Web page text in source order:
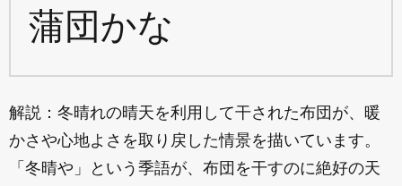
蒲団かな
解説：冬晴れの晴天を利用して干された布団が、暖
かさや心地よさを取り戻した情景を描いています。
「冬晴や」という季語が、布団を干すのに絶好の天